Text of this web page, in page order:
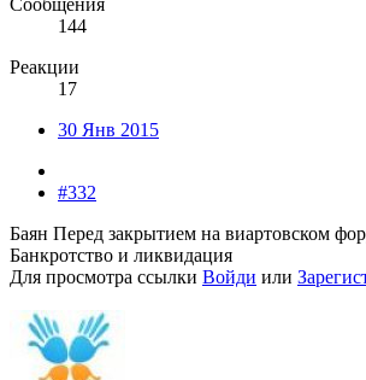
Сообщения
144
Реакции
17
30 Янв 2015
#332
Баян Перед закрытием на виартовском
Банкротство и ликвидация
Для просмотра ссылки Войди или